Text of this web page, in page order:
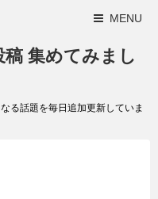
MENU
集めてみまし
る話題を毎日追加更新していま